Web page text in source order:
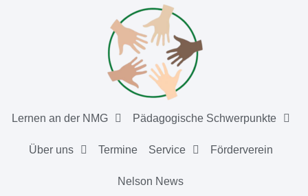
Lernen an der NMG Pädagogische Schwerpunkte
Über uns Termine Service Förderverein
Nelson News